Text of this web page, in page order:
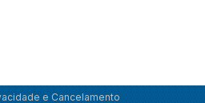
e Cancelamento